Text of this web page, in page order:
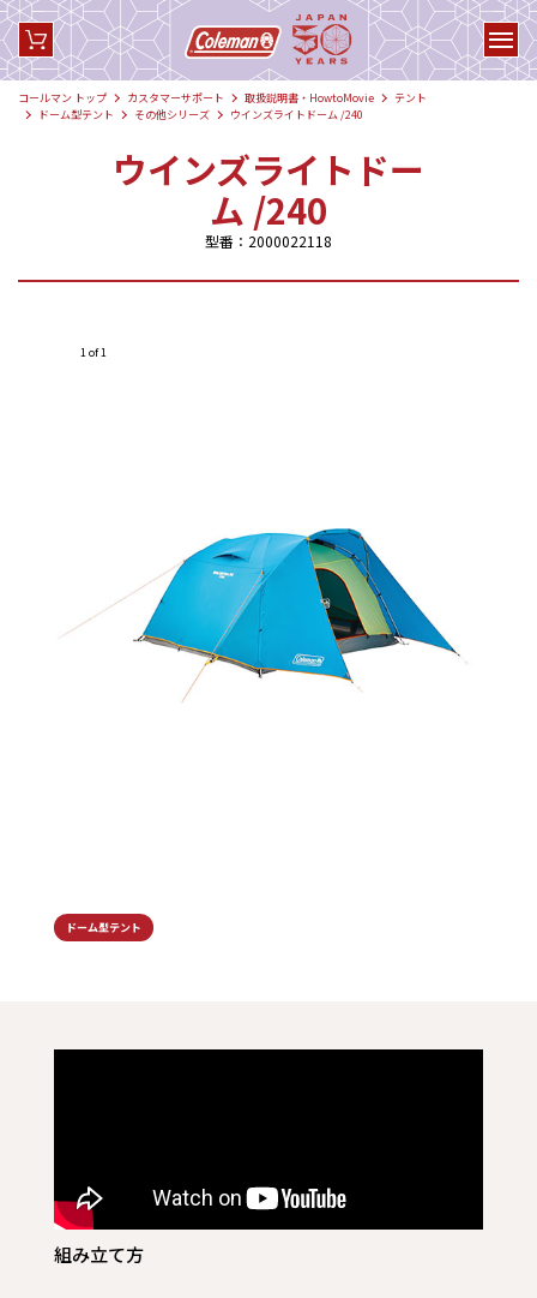
コールマン トップ カスタマーサポート 取扱説明書・HowtoMovie
テント
ドーム型テント
その他シリーズ ウインズライトドーム /240
ウインズライトドー
ム /240
型番：2000022118
1 of 1
ドーム型テント
組み立て方